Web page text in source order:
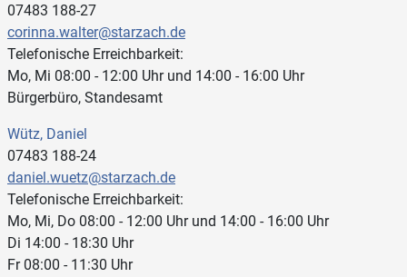
07483 188-27
corinna.walter@starzach.de
Telefonische Erreichbarkeit:
Mo, Mi 08:00 - 12:00 Uhr und 14:00 - 16:00 Uhr
Bürgerbüro, Standesamt
Wütz, Daniel
07483 188-24
daniel.wuetz@starzach.de
Telefonische Erreichbarkeit:
Mo, Mi, Do 08:00 - 12:00 Uhr und 14:00 - 16:00 Uhr
Di 14:00 - 18:30 Uhr
Fr 08:00 - 11:30 Uhr